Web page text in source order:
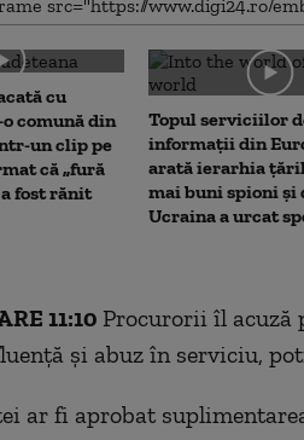
cu
comună din
un clip pe
că „fură
fost rănit
Topul serviciilor
informații din
arată ierarhia
mai buni spioni și
Ucraina a urcat
11:10 Procurorii îl acuză
și abuz în serviciu,
ar fi aprobat